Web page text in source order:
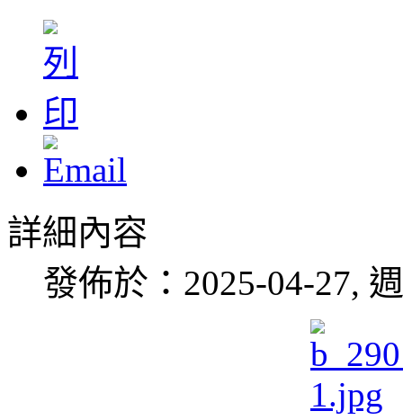
詳細內容
發佈於：2025-04-27,